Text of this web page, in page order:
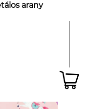
arany